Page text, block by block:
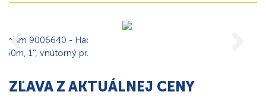
ZĽAVA Z AKTUÁLNEJ CENY